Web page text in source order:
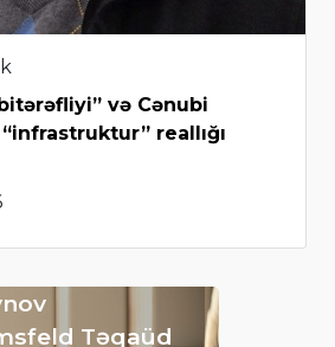
və Cənubi
reallığı
Təqaüd